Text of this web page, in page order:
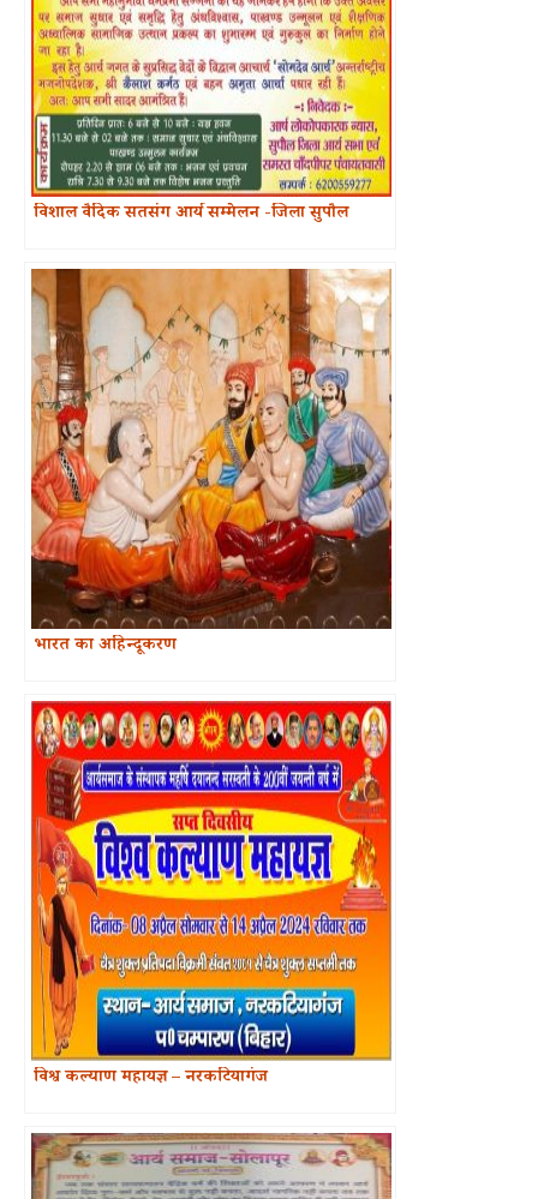
विशाल वैदिक सतसंग आर्य सम्मेलन -जिला सुपौल
भारत का अहिन्दूकरण
विश्व कल्याण महायज्ञ – नरकटियागंज